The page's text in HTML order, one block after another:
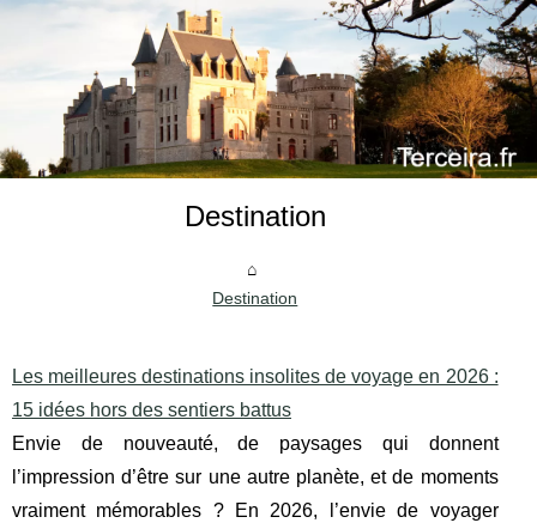
Destination
Destination
Les meilleures destinations insolites de voyage en 2026 :
15 idées hors des sentiers battus
Envie de nouveauté, de paysages qui donnent
l’impression d’être sur une autre planète, et de moments
vraiment mémorables ? En 2026, l’envie de voyager